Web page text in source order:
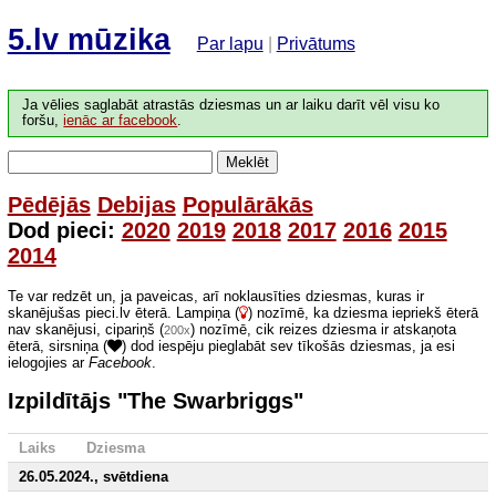
5.lv mūzika Par lapu Privātums
Ja vēlies saglabāt atrastās dziesmas un ar laiku darīt vēl visu ko
foršu,ienāc ar facebook.
Meklēt
Pēdējās Debijas Populārākās
Dod pieci: 2020 2019 2018 2017 2016 2015
2014
Te var redzēt un, ja paveicas, arī noklausīties dziesmas, kuras ir
skanējušas pieci.lv ēterā. Lampiņa ( ) nozīmē, ka dziesma iepriekš ēterā
nav skanējusi, cipariņš (200x) nozīmē, cik reizes dziesma ir atskaņota
ēterā, sirsniņa (
) dod iespēju pieglabāt sev tīkošās dziesmas, ja esi
ielogojies ar Facebook.
Izpildītājs "The Swarbriggs"
Laiks
Dziesma
26.05.2024., svētdiena